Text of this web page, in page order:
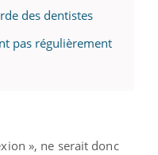
des dentistes
pas régulièrement
», ne serait donc